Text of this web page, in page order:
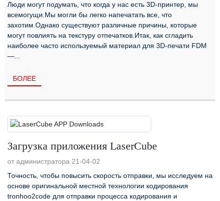
Люди могут подумать, что когда у нас есть 3D-принтер, мы
всемогущи.Мы могли бы легко напечатать все, что
захотим.Однако существуют различные причины, которые
могут повлиять на текстуру отпечатков.Итак, как сгладить
наиболее часто используемый материал для 3D-печати FDM
—...
БОЛЕЕ
Загрузка приложения LaserCube
от администратора 21-04-02
Точность, чтобы повысить скорость отправки, мы исследуем на
основе оригинальной местной технологии кодирования
tronhoo2code для отправки процесса кодирования и